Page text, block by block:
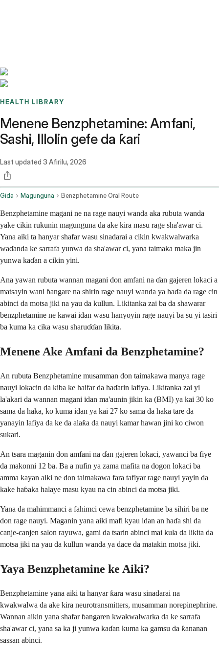
HEALTH LIBRARY
Menene Benzphetamine: Amfani,
Sashi, Illolin gefe da ƙari
Last updated 3 Afirilu, 2026
Gida Magunguna Benzphetamine Oral Route
Benzphetamine magani ne na rage nauyi wanda aka rubuta wanda
yake cikin rukunin magunguna da ake kira masu rage sha'awar ci.
Yana aiki ta hanyar shafar wasu sinadarai a cikin kwakwalwarka
waɗanda ke sarrafa yunwa da sha'awar ci, yana taimaka maka jin
yunwa kaɗan a cikin yini.
Ana yawan rubuta wannan magani don amfani na ɗan gajeren lokaci a
matsayin wani ɓangare na shirin rage nauyi wanda ya haɗa da rage cin
abinci da motsa jiki na yau da kullun. Likitanka zai ba da shawarar
benzphetamine ne kawai idan wasu hanyoyin rage nauyi ba su yi tasiri
ba kuma ka cika wasu sharuɗɗan likita.
Menene Ake Amfani da Benzphetamine?
An rubuta Benzphetamine musamman don taimakawa manya rage
nauyi lokacin da kiba ke haifar da haɗarin lafiya. Likitanka zai yi
la'akari da wannan magani idan ma'aunin jikin ka (BMI) ya kai 30 ko
sama da haka, ko kuma idan ya kai 27 ko sama da haka tare da
yanayin lafiya da ke da alaƙa da nauyi kamar hawan jini ko ciwon
sukari.
An tsara maganin don amfani na ɗan gajeren lokaci, yawanci ba fiye
da makonni 12 ba. Ba a nufin ya zama mafita na dogon lokaci ba
amma kayan aiki ne don taimakawa fara tafiyar rage nauyi yayin da
kake haɓaka halaye masu kyau na cin abinci da motsa jiki.
Yana da mahimmanci a fahimci cewa benzphetamine ba sihiri ba ne
don rage nauyi. Maganin yana aiki mafi kyau idan an haɗa shi da
canje-canjen salon rayuwa, gami da tsarin abinci mai kula da likita da
motsa jiki na yau da kullun wanda ya dace da matakin motsa jiki.
Yaya Benzphetamine ke Aiki?
Benzphetamine yana aiki ta hanyar ƙara wasu sinadarai na
kwakwalwa da ake kira neurotransmitters, musamman norepinephrine.
Wannan aikin yana shafar ɓangaren kwakwalwarka da ke sarrafa
sha'awar ci, yana sa ka ji yunwa kaɗan kuma ka gamsu da ƙananan
sassan abinci.